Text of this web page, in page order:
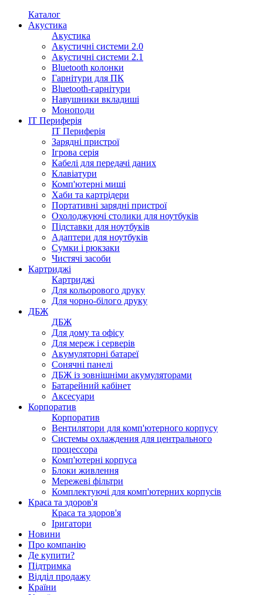
Каталог
Акустика
Акустика
Акустичні системи 2.0
Акустичні системи 2.1
Bluetooth колонки
Гарнітури для ПК
Bluetooth-гарнітури
Навушники вкладиші
Моноподи
IT Периферія
IT Периферія
Зарядні пристрої
Ігрова серія
Кабелі для передачі даних
Клавіатури
Комп'ютерні миші
Хаби та картрідери
Портативні зарядні пристрої
Охолоджуючі столики для ноутбуків
Підставки для ноутбуків
Адаптери для ноутбуків
Сумки і рюкзаки
Чистячі засоби
Картриджі
Картриджі
Для кольорового друку
Для чорно-білого друку
ДБЖ
ДБЖ
Для дому та офісу
Для мереж і серверів
Акумуляторні батареї
Сонячні панелі
ДБЖ із зовнішніми акумуляторами
Батарейний кабінет
Аксесуари
Корпоратив
Корпоратив
Вентилятори для комп'ютерного корпусу
Системы охлаждения для центрального
процессора
Комп'ютерні корпуса
Блоки живлення
Мережеві фільтри
Комплектуючі для комп'ютерних корпусів
Краса та здоров'я
Краса та здоров'я
Іригатори
Новини
Про компанію
Де купити?
Підтримка
Відділ продажу
Країни